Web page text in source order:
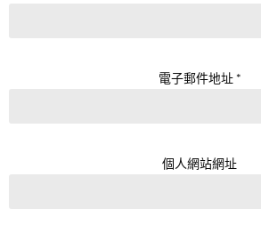
電子郵件地址 *
個人網站網址